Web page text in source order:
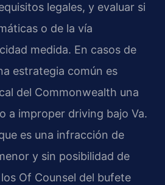
legales, y evaluar si
o de la vía
medida. En casos de
estrategia común es
del Commonwealth una
a improper driving bajo Va.
es una infracción de
y sin posibilidad de
Of Counsel del bufete